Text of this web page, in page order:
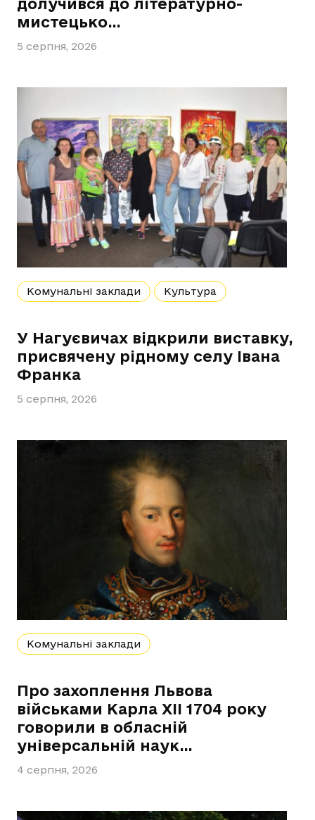
долучився до літературно-
мистецько…
5 серпня, 2026
Комунальні заклади Культура
У Нагуєвичах відкрили виставку,
присвячену рідному селу Івана
Франка
5 серпня, 2026
Комунальні заклади
Про захоплення Львова
військами Карла ХІІ 1704 року
говорили в обласній
універсальній наук…
4 серпня, 2026